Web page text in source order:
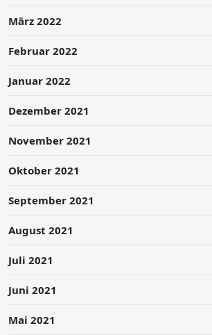
März 2022
Februar 2022
Januar 2022
Dezember 2021
November 2021
Oktober 2021
September 2021
August 2021
Juli 2021
Juni 2021
Mai 2021